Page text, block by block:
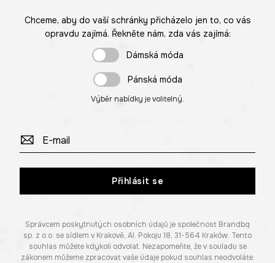
Chceme, aby do vaší schránky přicházelo jen to, co vás
opravdu zajímá. Řekněte nám, zda vás zajímá:
Dámská móda
Pánská móda
Výběr nabídky je volitelný.
Přihlásit se
Správcem poskytnutých osobních údajů je společnost Brandbq
sp. z o.o. se sídlem v Krakově, Al. Pokoju 18, 31-564 Kraków. Tento
souhlas můžete kdykoli odvolat. Nezapomeňte, že v souladu se
zákonem můžeme zpracovat vaše údaje pokud souhlas neodvoláte.